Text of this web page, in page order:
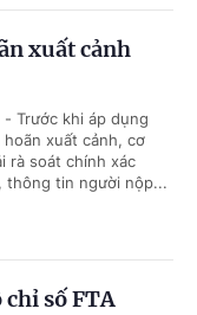
xuất cảnh
Trước khi áp dụng
hoãn xuất cảnh, cơ
rà soát chính xác
thông tin người nộp...
chỉ số FTA